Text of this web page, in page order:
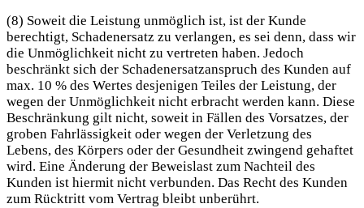
(8) Soweit die Leistung unmöglich ist, ist der Kunde
berechtigt, Schadenersatz zu verlangen, es sei denn, dass wir
die Unmöglichkeit nicht zu vertreten haben. Jedoch
beschränkt sich der Schadenersatzanspruch des Kunden auf
max. 10 % des Wertes desjenigen Teiles der Leistung, der
wegen der Unmöglichkeit nicht erbracht werden kann. Diese
Beschränkung gilt nicht, soweit in Fällen des Vorsatzes, der
groben Fahrlässigkeit oder wegen der Verletzung des
Lebens, des Körpers oder der Gesundheit zwingend gehaftet
wird. Eine Änderung der Beweislast zum Nachteil des
Kunden ist hiermit nicht verbunden. Das Recht des Kunden
zum Rücktritt vom Vertrag bleibt unberührt.